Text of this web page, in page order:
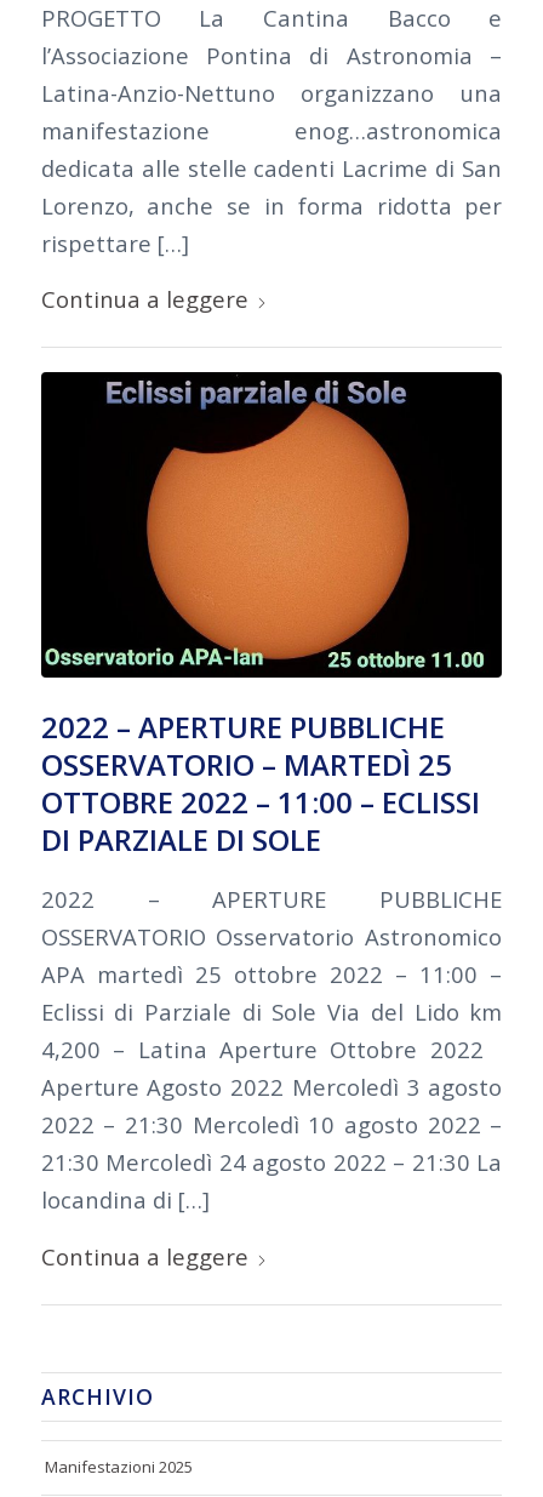
PROGETTO La Cantina Bacco e
l’Associazione Pontina di Astronomia –
Latina-Anzio-Nettuno organizzano una
manifestazione enog…astronomica
dedicata alle stelle cadenti Lacrime di San
Lorenzo, anche se in forma ridotta per
rispettare […]
Continua a leggere
2022 – APERTURE PUBBLICHE
OSSERVATORIO – MARTEDÌ 25
OTTOBRE 2022 – 11:00 – ECLISSI
DI PARZIALE DI SOLE
2022 – APERTURE PUBBLICHE
OSSERVATORIO Osservatorio Astronomico
APA martedì 25 ottobre 2022 – 11:00 –
Eclissi di Parziale di Sole Via del Lido km
4,200 – Latina Aperture Ottobre 2022
Aperture Agosto 2022 Mercoledì 3 agosto
2022 – 21:30 Mercoledì 10 agosto 2022 –
21:30 Mercoledì 24 agosto 2022 – 21:30 La
locandina di […]
Continua a leggere
ARCHIVIO
Manifestazioni 2025